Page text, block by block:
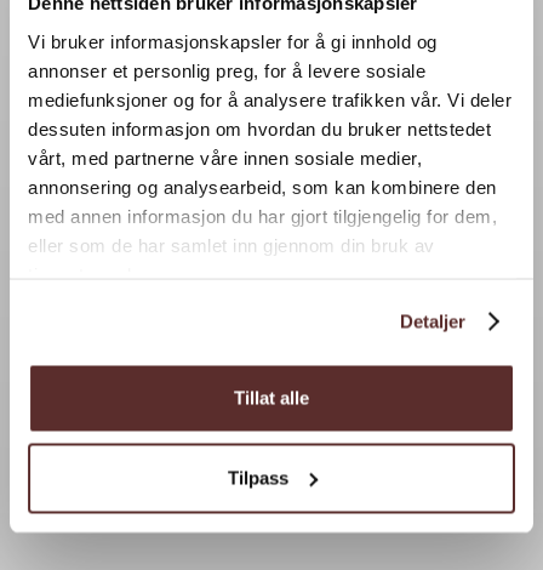
Vi bruker informasjonskapsler for å gi innhold og
annonser et personlig preg, for å levere sosiale
mediefunksjoner og for å analysere trafikken vår. Vi deler
dessuten informasjon om hvordan du bruker nettstedet
vårt, med partnerne våre innen sosiale medier,
annonsering og analysearbeid, som kan kombinere den
med annen informasjon du har gjort tilgjengelig for dem,
eller som de har samlet inn gjennom din bruk av
Detaljer
Tillat alle
Tilpass